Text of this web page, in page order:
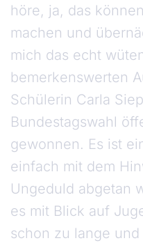
höre, ja, das
machen und
mich das echt
bemerkenswerten
Schülerin Carla
Bundestagswahl
gewonnen. Es ist
einfach mit dem
Ungeduld abgetan
es mit Blick auf
schon zu lange